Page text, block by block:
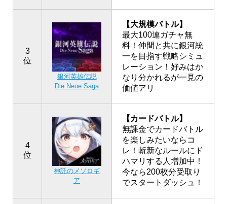
3
位
銀河英雄伝説
Die Neue Saga
【大規模バトル】
最大100連ガチャ無
料！仲間と共に銀河統
一を目指す戦略シミュ
レーション！好みはか
なり分かれるが一見の
価値アリ
4
位
神託のメソロギ
ア
【カードバトル】
無課金でカードバトル
を楽しみたいならコ
レ！斬新なルールにド
ハマリする人増加中！
今なら200枚分受取り
でスタートダッシュ！